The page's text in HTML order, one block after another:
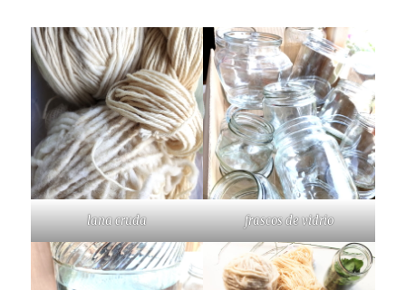
lana cruda frascos de vidrio